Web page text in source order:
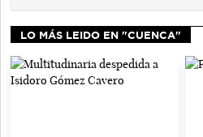
LO MÁS LEIDO EN "CUENCA"